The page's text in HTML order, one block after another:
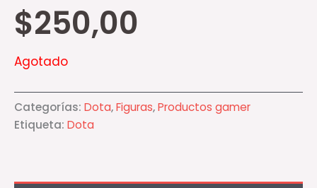
$250,00
Agotado
Categorías: Dota,Figuras,Productos gamer
Etiqueta: Dota